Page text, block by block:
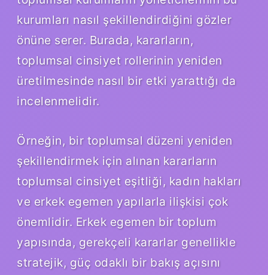
kurumları nasıl şekillendirdiğini gözler
önüne serer. Burada, kararların,
toplumsal cinsiyet rollerinin yeniden
üretilmesinde nasıl bir etki yarattığı da
incelenmelidir.
Örneğin, bir toplumsal düzeni yeniden
şekillendirmek için alınan kararların
toplumsal cinsiyet eşitliği, kadın hakları
ve erkek egemen yapılarla ilişkisi çok
önemlidir. Erkek egemen bir toplum
yapısında, gerekçeli kararlar genellikle
stratejik, güç odaklı bir bakış açısını